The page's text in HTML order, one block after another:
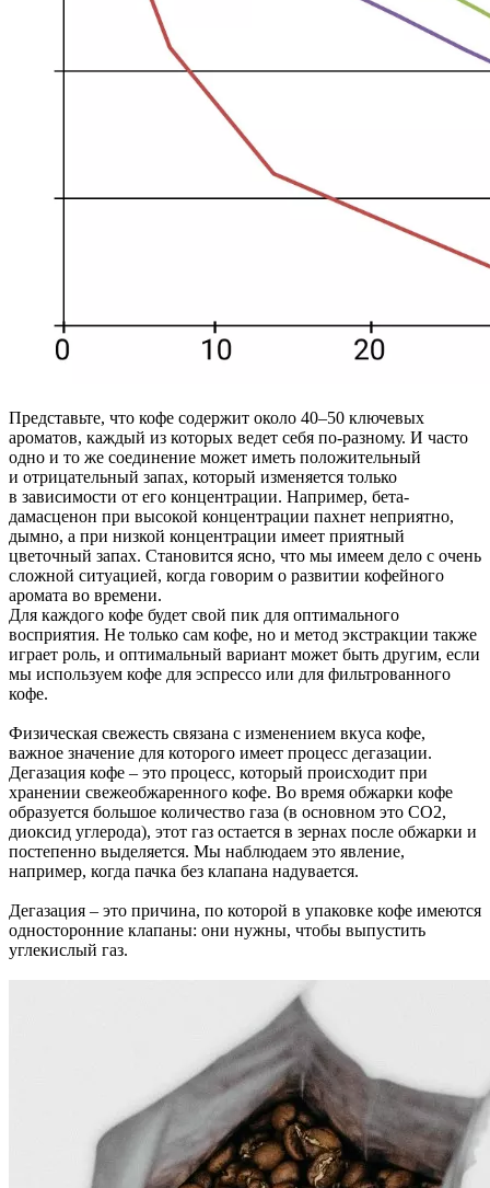
Представьте, что кофе содержит около 40–50 ключевых
ароматов, каждый из которых ведет себя по-разному. И часто
одно и то же соединение может иметь положительный
и отрицательный запах, который изменяется только
в зависимости от его концентрации. Например, бета-
дамасценон при высокой концентрации пахнет неприятно,
дымно, а при низкой концентрации имеет приятный
цветочный запах. Становится ясно, что мы имеем дело с очень
сложной ситуацией, когда говорим о развитии кофейного
аромата во времени.
Для каждого кофе будет свой пик для оптимального
восприятия. Не только сам кофе, но и метод экстракции также
играет роль, и оптимальный вариант может быть другим, если
мы используем кофе для эспрессо или для фильтрованного
кофе.
Физическая свежесть связана с изменением вкуса кофе,
важное значение для которого имеет процесс дегазации.
Дегазация кофе – это процесс, который происходит при
хранении свежеобжаренного кофе. Во время обжарки кофе
образуется большое количество газа (в основном это CO2,
диоксид углерода), этот газ остается в зернах после обжарки и
постепенно выделяется. Мы наблюдаем это явление,
например, когда пачка без клапана надувается.
Дегазация – это причина, по которой в упаковке кофе имеются
односторонние клапаны: они нужны, чтобы выпустить
углекислый газ.